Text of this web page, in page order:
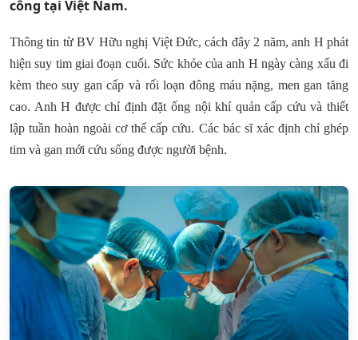
công tại Việt Nam.
Thông tin từ BV Hữu nghị Việt Đức, cách đây 2 năm, anh H phát
hiện suy tim giai đoạn cuối. Sức khỏe của anh H ngày càng xấu đi
kèm theo suy gan cấp và rối loạn đông máu nặng, men gan tăng
cao. Anh H được chỉ định đặt ống nội khí quản cấp cứu và thiết
lập tuần hoàn ngoài cơ thể cấp cứu. Các bác sĩ xác định chỉ ghép
tim và gan mới cứu sống được người bệnh.